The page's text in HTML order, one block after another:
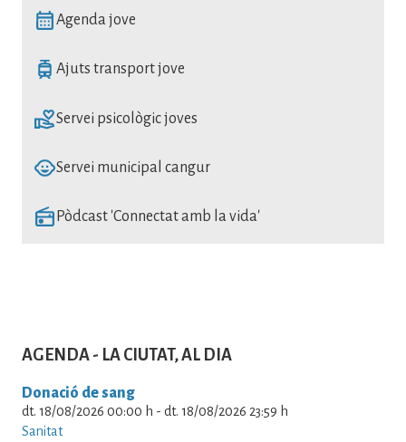
SVGAgenda jove
SVGAjuts transport jove
SVGServei psicològic joves
SVGServei municipal cangur
SVGPòdcast 'Connectat amb la vida'
AGENDA - LA CIUTAT, AL DIA
Donació de sang
dt. 18/08/2026 00:00 h - dt. 18/08/2026 23:59 h
Sanitat